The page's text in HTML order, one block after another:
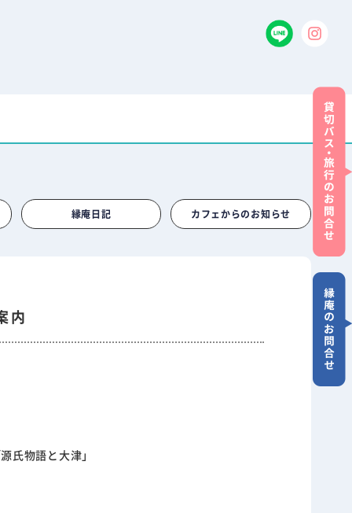
縁庵日記 カフェからのお知らせ
内
物語と大津」